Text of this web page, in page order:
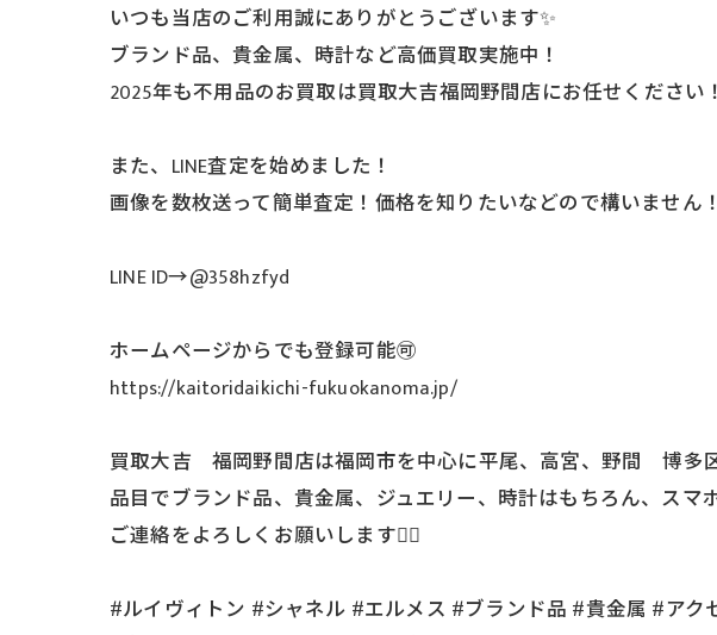
いつも当店のご利用誠にありがとうございます✨
ブランド品、貴金属、時計など高価買取実施中！
2025年も不用品のお買取は買取大吉福岡野間店にお任せください！
また、LINE査定を始めました！
画像を数枚送って簡単査定！価格を知りたいなどので構いませ
LINE ID→@358hzfyd
ホームページからでも登録可能🉑
https://kaitoridaikichi-fukuokanoma.jp/
買取大吉 福岡野間店は福岡市を中心に平尾、高宮、野間 博多
品目でブランド品、貴金属、ジュエリー、時計はもちろん、ス
ご連絡をよろしくお願いします🙇‍♂️
#ルイヴィトン #シャネル #エルメス #ブランド品 #貴金属 #ア